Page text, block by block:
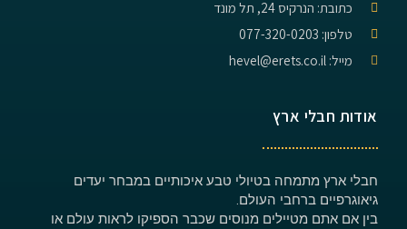
כתובת: הנרקיס 24, תל מונד
טלפון: 077-320-0203
מייל: hevel@erets.co.il
אודות חבלי ארץ
חבלי ארץ מתמחה בטיולי טבע איכותיים במבחר יעדים
גיאוגרפיים ברחבי העולם.
בין אם אתם מטיילים מנוסים שכבר הספיקו לראות עולם או